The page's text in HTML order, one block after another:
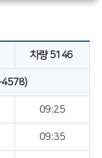
차량 5146
4578)
09:25
09:35